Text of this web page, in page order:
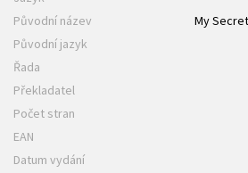
Původní název
My
Původní jazyk
Řada
Překladatel
Počet stran
EAN
Datum vydání